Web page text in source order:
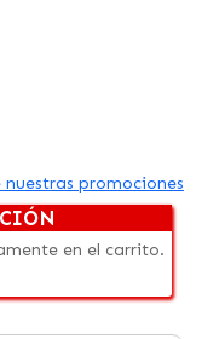
nuestras promociones
en el carrito.